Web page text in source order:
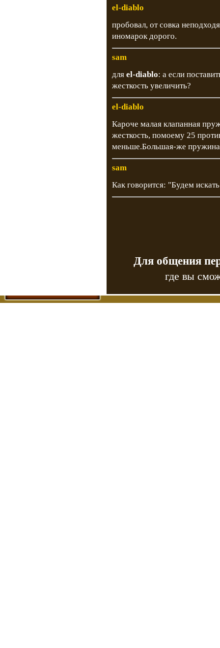
el-diablo
пробовал, от совка
иномарок дорого.
sam
для el-diablo: а если
жесткость увеличить?
el-diablo
Кароче малая клапанная
жесткость, помоему 25
меньше.Большая-же пружина
sam
Как говорится: "Будем
Для общения
где вы